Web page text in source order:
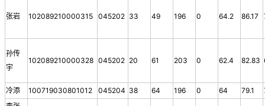
张岩 102089210000315 045202 33 49 196 0 64.2 86.17
孙传
宇
102089210000328 045202 20 61 203 0 62.4 82.83
冷添 100719030801012 045204 38 64 196 0 64 79.1